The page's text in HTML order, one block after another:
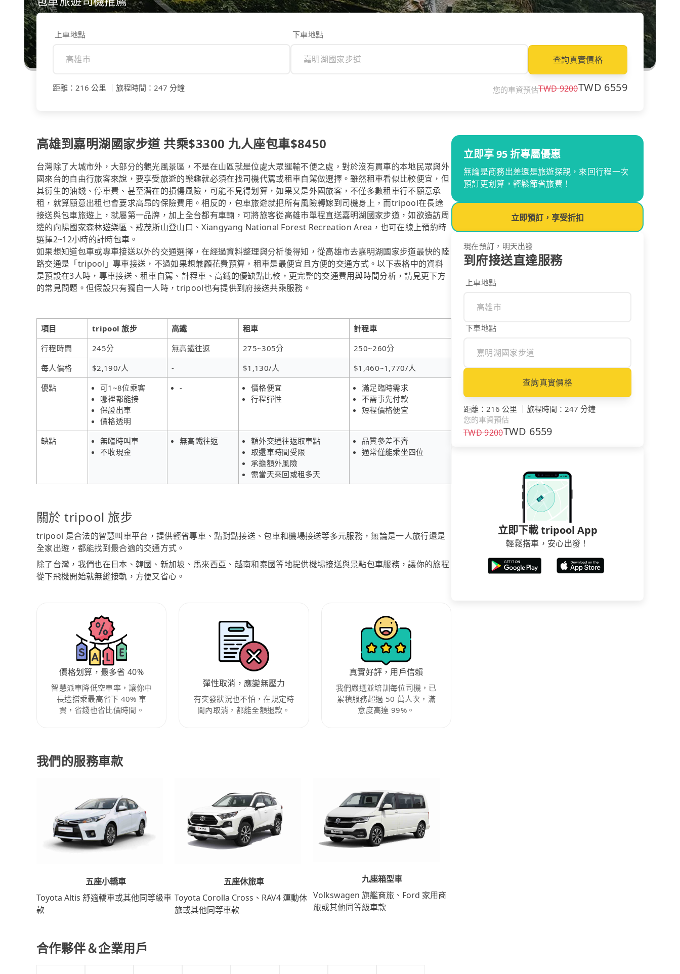
上車地點 下車地點
查詢真實價格
距離 ： 216 公里 旅程時間 ： 247 分鐘 您的車資預估TWD9200TWD 6559
高雄到嘉明湖國家步道 共乘$3300 九人座包車$8450
台灣除了大城市外，大部分的觀光風景區，不是在山區就是位處大眾運輸不便之處，對於沒有買車的本地民眾與外
國來台的自由行旅客來說，要享受旅遊的樂趣就必須在找司機代駕或租車自駕做選擇。雖然租車看似比較便宜，但
其衍生的油錢、停車費、甚至潛在的損傷風險，可能不見得划算，如果又是外國旅客，不僅多數租車行不願意承
租，就算願意出租也會要求高昂的保險費用。相反的，包車旅遊就把所有風險轉嫁到司機身上，而tripool在長途
接送與包車旅遊上，就屬第一品牌，加上全台都有車輛，可將旅客從高雄市單程直送嘉明湖國家步道，如欲造訪周
邊的向陽國家森林遊樂區、戒茂斯山登山口、Xiangyang National Forest Recreation Area，也可在線上預約時
選擇2~12小時的計時包車。
如果想知道包車或專車接送以外的交通選擇，在經過資料整理與分析後得知，從高雄市去嘉明湖國家步道最快的陸
路交通是「tripool」專車接送，不過如果想兼顧花費預算，租車是最便宜且方便的交通方式。以下表格中的資料
是預設在3人時，專車接送、租車自駕、計程車、高鐵的優缺點比較，更完整的交通費用與時間分析，請見更下方
的常見問題。但假設只有獨自一人時，tripool也有提供到府接送共乘服務。
項目 tripool 旅步 高鐵 租車
計程車
行程時間
245分 無高鐵往返 275~305分
250~260分
每人價格
$2,190/人 - $1,130/人
$1,460~1,770/人
優點
可1~8位乘客
哪裡都能接
保證出車
價格透明
-
價格便宜
行程彈性
滿足臨時需求
不需事先付款
短程價格便宜
缺點
無臨時叫車
不收現金
無高鐵往返
額外交通往返取車點
取還車時間受限
承擔額外風險
需當天來回或租多天
品質參差不齊
通常僅能乘坐四位
關於 tripool 旅步
tripool 是合法的智慧叫車平台，提供輕省專車、點對點接送、包車和機場接送等多元服務，無論是一人旅行還是
全家出遊，都能找到最合適的交通方式。
除了台灣，我們也在日本、韓國、新加坡、馬來西亞、越南和泰國等地提供機場接送與景點包車服務，讓你的旅程
從下飛機開始就無縫接軌，方便又省心。
價格划算，最多省 40%
智慧派車降低空車率，讓你中
長途搭乘最高省下 40% 車
資，省錢也省比價時間。
彈性取消，應變無壓力
有突發狀況也不怕，在規定時
間內取消，都能全額退款。
真實好評，用戶信賴
我們嚴選並培訓每位司機，已
累積服務超過 50 萬人次，滿
意度高達 99%。
我們的服務車款
五座小轎車
Toyota Altis 舒適轎車或其他同等級車
款
五座休旅車
Toyota Corolla Cross、RAV4 運動休
旅或其他同等車款
九座箱型車
Volkswagen 旗艦商旅、Ford 家用商
旅或其他同等級車款
合作夥伴＆企業用戶
立即享 95 折專屬優惠
無論是商務出差還是旅遊探親，來回行程一次
預訂更划算，輕鬆節省旅費！
立即預訂，享受折扣
現在預訂，明天出發
到府接送直達服務
上車地點
下車地點
查詢真實價格
距離 ： 216 公里 ｜ 旅程時間 ： 247 分鐘
您的車資預估
TWD9200TWD 6559
立即下載 tripool App
輕鬆搭車，安心出發！